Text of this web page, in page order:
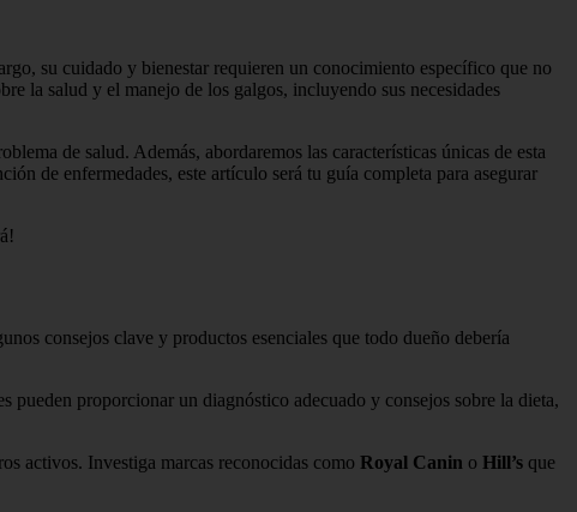
su cuidado y bienestar requieren un conocimiento específico que no
la salud y el manejo de los galgos, incluyendo sus necesidades
de salud. Además, abordaremos las características únicas de esta
de enfermedades, este artículo será tu guía completa para asegurar
consejos clave y productos esenciales que todo dueño debería
pueden proporcionar un diagnóstico adecuado y consejos sobre la dieta,
activos. Investiga marcas reconocidas como Royal Canin o Hill’s que